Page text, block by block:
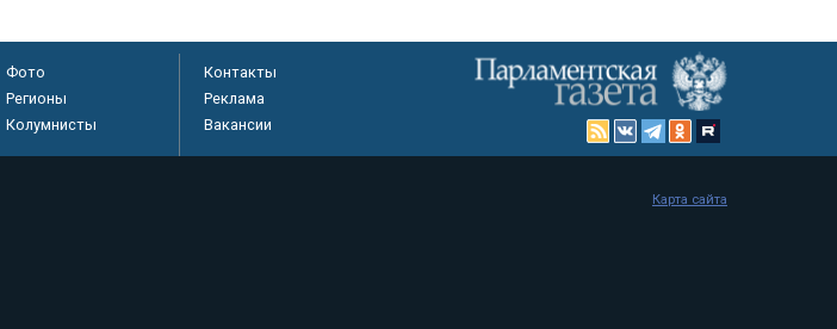
Фото
Регионы
Колумнисты
Контакты
Реклама
Вакансии
Карта сайта